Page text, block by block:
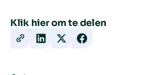
Klik hier om te delen
CopyShareShareShare